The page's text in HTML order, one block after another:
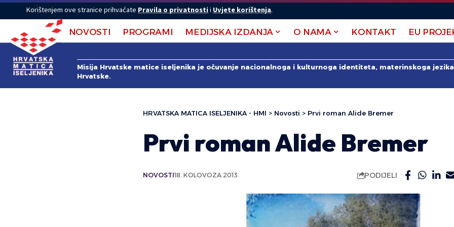
Korištenjem ove stranice prihvaćate Pravila o privatnostii Uvjete korištenja.
NOVOSTI PROGRAMI MEDIJSKA IZDANJA O NAMA KONTAKT EU
Misija Hrvatske matice iseljenika je očuvanje nacionalnoga i kulturnoga identiteta, materinskoga
Hrvatske.
HRVATSKA MATICA ISELJENIKA - HMI > Novosti > Prvi roman Alide Bremer
Prvi roman Alide Bremer
NOVOSTI18. KOLOVOZA 2013. PODIJELI